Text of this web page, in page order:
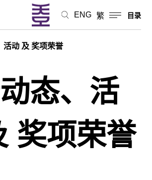
ENG 繁 目录
活动 及 奖项荣誉
态、活
奖项荣誉